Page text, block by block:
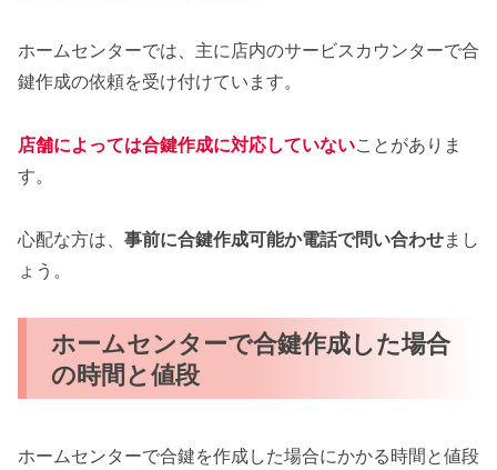
ホームセンターでは、主に店内のサービスカウンターで合
鍵作成の依頼を受け付けています。
店舗によっては合鍵作成に対応していないことがありま
す。
心配な方は、 事前に合鍵作成可能か電話で問い合わせまし
ょう。
ホームセンターで合鍵作成した場合
の時間と値段
ホームセンターで合鍵を作成した場合にかかる時間と値段